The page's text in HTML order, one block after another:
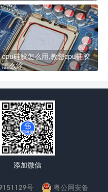
cpu硅胶怎么用,教您cpu硅胶
怎么涂
添加微信
号 粤公网安备